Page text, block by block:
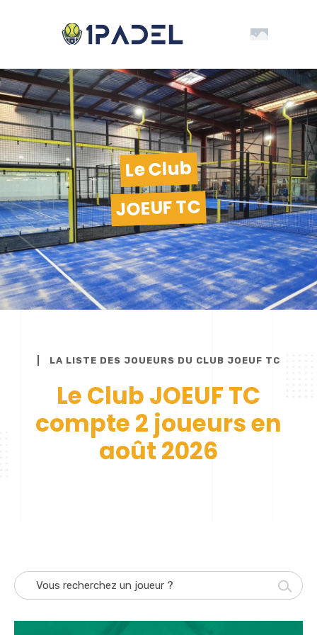
Le Club
JOEUF TC
LA LISTE DES JOUEURS DU CLUB JOEUF TC
Le Club JOEUF TC
compte 2 joueurs en
août 2026